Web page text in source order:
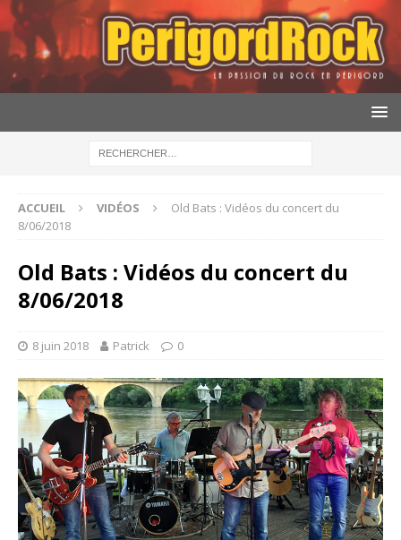
ACCUEIL VIDÉOS
Old Bats : Vidéos du concert du
8/06/2018
Old Bats : Vidéos du concert du
8/06/2018
8 juin 2018 Patrick 0